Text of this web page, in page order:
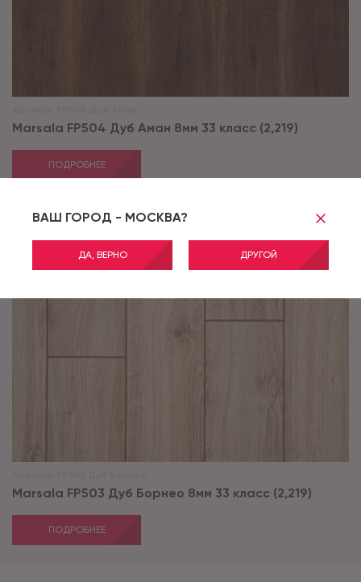
ВАШ ГОРОД - МОСКВА?
ДА, ВЕРНО ДРУГОЙ
Marsala FP504 Дуб Аман 8мм 33 класс (2,219)
ПОДРОБНЕЕ
Marsala FP503 Дуб Борнео 8мм 33 класс (2,219)
ПОДРОБНЕЕ